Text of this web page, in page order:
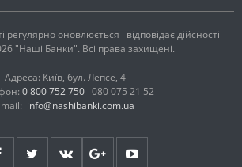
регулярно оновлюється і відповідає дійсності
"Наші Банки". Всі права захищені.
Адреса: Київ, бул. Лепсе, 4
0 800 752 750 080 075 21 52
info@nashibanki.com.ua